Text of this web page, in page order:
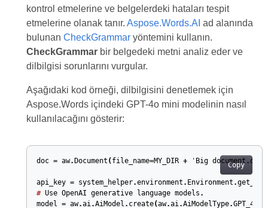
kontrol etmelerine ve belgelerdeki hataları tespit
etmelerine olanak tanır. Aspose.Words.AI ad alanında
bulunan CheckGrammaryöntemini kullanın.
CheckGrammarbir belgedeki metni analiz eder ve
dilbilgisi sorunlarını vurgular.
Aşağıdaki kod örneği, dilbilgisini denetlemek için
Aspose.Words içindeki GPT-4o mini modelinin nasıl
kullanılacağını gösterir:
Copy
doc = aw.Document (file_name=MY_DIR + ' Big document .docx
api_key = system_helper.environment . Environment .
# Use OpenAI generative language models .
model
= aw.ai .AiModel . create(aw.ai .AiModelType.